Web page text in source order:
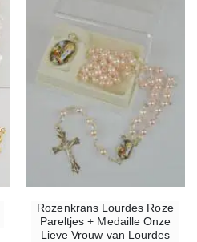
Rozenkrans Lourdes Roze
Pareltjes + Medaille Onze
Lieve Vrouw van Lourdes